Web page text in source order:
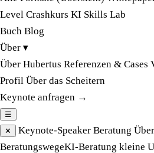
Level Crashkurs KI Skills Lab
Buch Blog
Über ▾
Über Hubertus Referenzen & Cases
Profil Über das Scheitern
Keynote anfragen →
☰
✕
Keynote-Speaker Beratung
BeratungswegeKI-Beratung kleine